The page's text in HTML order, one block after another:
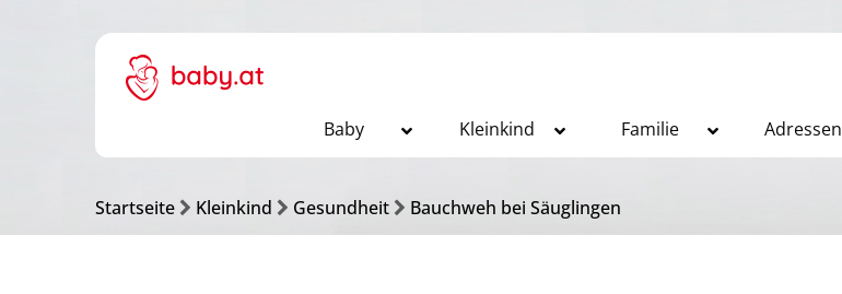
Baby Kleinkind Familie Adressen
Startseite Kleinkind Gesundheit Bauchweh bei Säuglingen